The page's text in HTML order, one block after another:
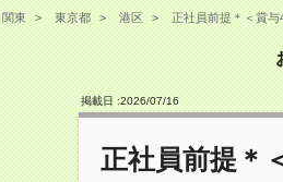
関東 東京都 港区 正社員前提＊＜賞
掲載日 :2026/07/16
正社員前提＊